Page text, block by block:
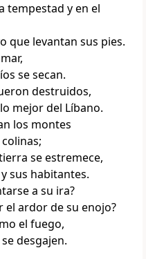
tempestad y en el
que levantan sus pies.
se secan.
destruidos,
mejor del Líbano.
los montes
se estremece,
sus habitantes.
a su ira?
el ardor de su enojo?
el fuego,
desgajen.